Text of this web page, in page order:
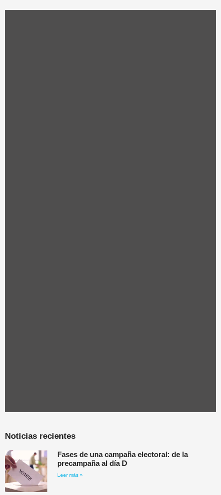
Noticias recientes
Fases de una campaña electoral: de la
precampaña al día D
Leer más »